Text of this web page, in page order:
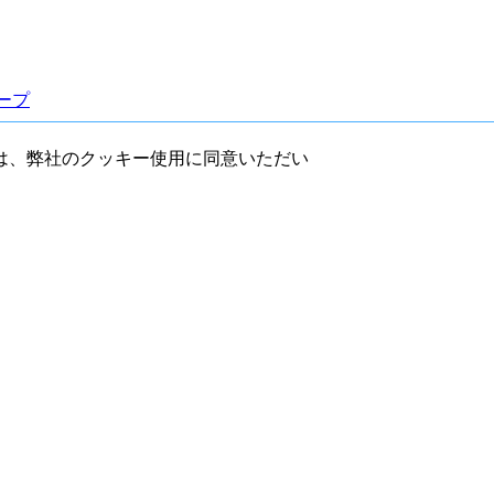
弊社のクッキー使用に同意いただい
プ